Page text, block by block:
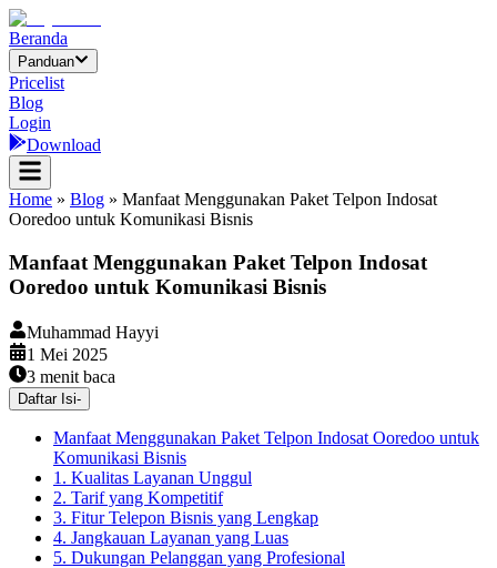
Beranda
Panduan
Pricelist
Blog
Login
Download
Home » Blog » Manfaat Menggunakan Paket Telpon Indosat
Ooredoo untuk Komunikasi Bisnis
Manfaat Menggunakan Paket Telpon Indosat
Ooredoo untuk Komunikasi Bisnis
Muhammad Hayyi
1 Mei 2025
3 menit baca
Daftar Isi-
Manfaat Menggunakan Paket Telpon Indosat Ooredoo untuk
Komunikasi Bisnis
1. Kualitas Layanan Unggul
2. Tarif yang Kompetitif
3. Fitur Telepon Bisnis yang Lengkap
4. Jangkauan Layanan yang Luas
5. Dukungan Pelanggan yang Profesional